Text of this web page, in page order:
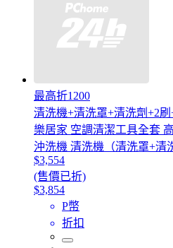
最高折1200
清洗機+清洗罩+清洗劑+2
樂居家 空調清潔工具全套
沖洗機 清洗機（清洗罩+清
$3,554
(售價已折)
$3,854
P幣
折扣